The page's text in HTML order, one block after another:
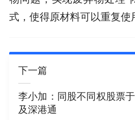
式，使得原材料可以重复使
下一篇
李小加：同股不同权股票
及深港通